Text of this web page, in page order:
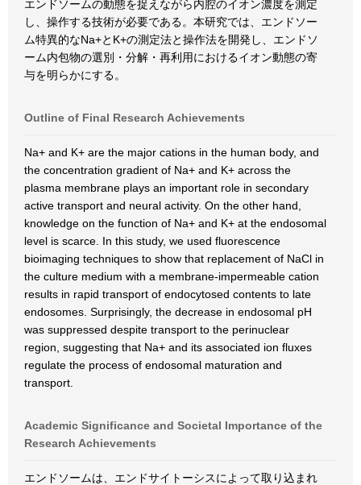
エンドソームの動態を捉えながら内腔のイオン濃度を測定
し、操作する技術が必要である。本研究では、エンドソー
ム特異的なNa+とK+の測定法と操作法を開発し、エンドソ
ーム内包物の選別・分解・再利用におけるイオン動態の寄
与を明らかにする。
Outline of Final Research Achievements
Na+ and K+ are the major cations in the human body, and
the concentration gradient of Na+ and K+ across the
plasma membrane plays an important role in secondary
active transport and neural activity. On the other hand,
knowledge on the function of Na+ and K+ at the endosomal
level is scarce. In this study, we used fluorescence
bioimaging techniques to show that replacement of NaCl in
the culture medium with a membrane-impermeable cation
results in rapid transport of endocytosed contents to late
endosomes. Surprisingly, the decrease in endosomal pH
was suppressed despite transport to the perinuclear
region, suggesting that Na+ and its associated ion fluxes
regulate the process of endosomal maturation and
transport.
Academic Significance and Societal Importance of the
Research Achievements
エンドソームは、エンドサイトーシスによって取り込まれ